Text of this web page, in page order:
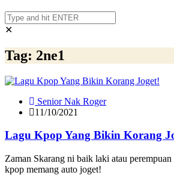
✕
Tag: 2ne1
Senior Nak Roger
11/10/2021
Lagu Kpop Yang Bikin Korang
Zaman Skarang ni baik laki atau
kpop memang auto joget!